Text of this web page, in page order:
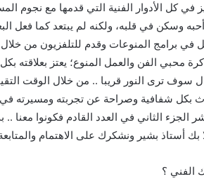
كل الأدوار الفنية التي قدمها مع نجوم
وسكن في قلبه، ولكنه لم يبتعد كما فعل
المنوعات وقدم للتلفزيون من
محبي الفن والعمل المنوع؛ يعتز بعلاقته بكل
ترى النور قريبا .. من خلال الوقت
بكل شفافية وصراحة عن تجربته ومسيرته
الجزء الثاني في العدد القادم فكونوا معنا ..
أستاذ بشير ونشكرك على الاهتمام
الفني ؟